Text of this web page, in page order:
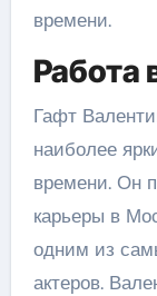
времени.
Работа
Гафт
наиболее
времени. Он
карьеры в
одним из
актеров.